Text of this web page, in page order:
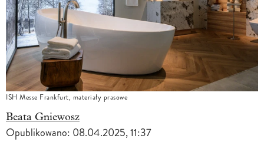
ISH Messe Frankfurt, materiały prasowe
Beata Gniewosz
Opublikowano: 08.04.2025, 11:37